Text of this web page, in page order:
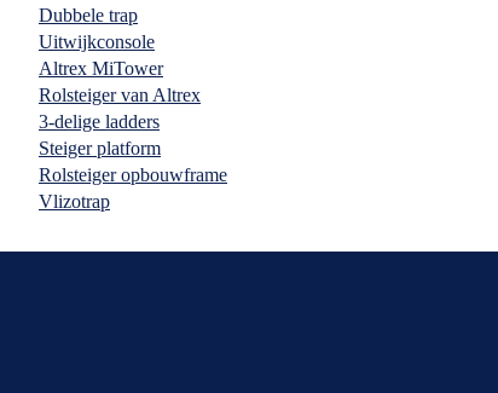
Dubbele trap
Uitwijkconsole
Altrex MiTower
Rolsteiger van Altrex
3-delige ladders
Steiger platform
Rolsteiger opbouwframe
Vlizotrap